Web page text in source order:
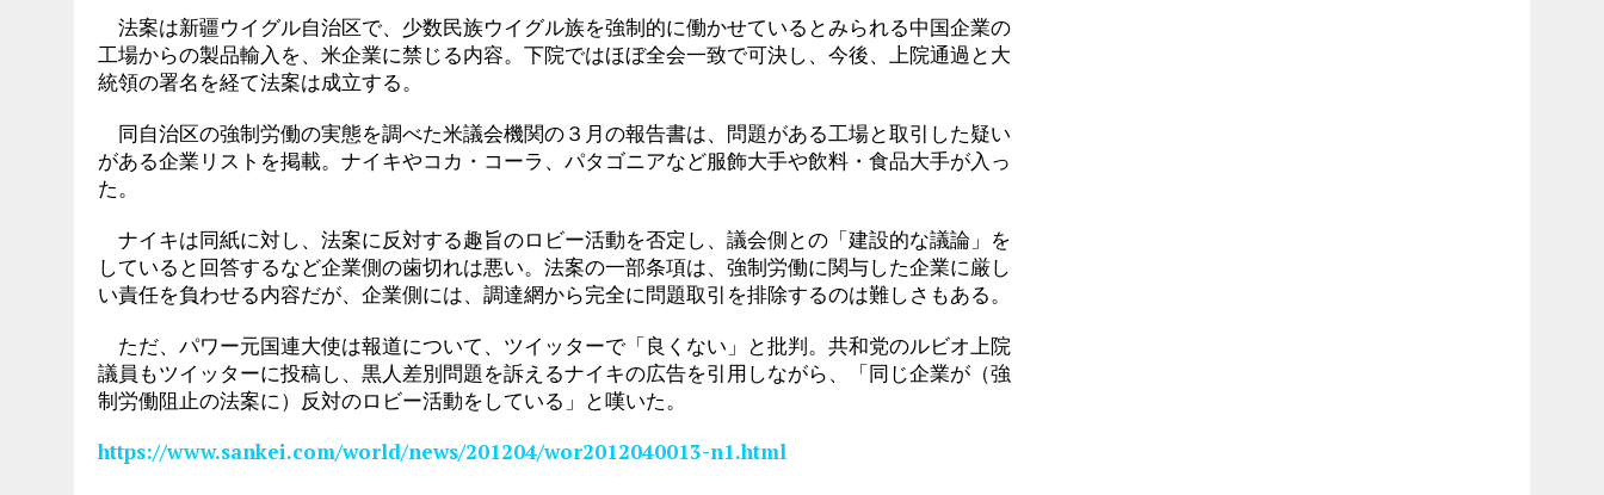
法案は新疆ウイグル自治区で、少数民族ウイグル族を強制的に働かせているとみられる中国企業の
工場からの製品輸入を、米企業に禁じる内容。下院ではほぼ全会一致で可決し、今後、上院通過と大
統領の署名を経て法案は成立する。
同自治区の強制労働の実態を調べた米議会機関の３月の報告書は、問題がある工場と取引した疑い
がある企業リストを掲載。ナイキやコカ・コーラ、パタゴニアなど服飾大手や飲料・食品大手が入っ
た。
ナイキは同紙に対し、法案に反対する趣旨のロビー活動を否定し、議会側との「建設的な議論」を
していると回答するなど企業側の歯切れは悪い。法案の一部条項は、強制労働に関与した企業に厳し
い責任を負わせる内容だが、企業側には、調達網から完全に問題取引を排除するのは難しさもある。
ただ、パワー元国連大使は報道について、ツイッターで「良くない」と批判。共和党のルビオ上院
議員もツイッターに投稿し、黒人差別問題を訴えるナイキの広告を引用しながら、「同じ企業が（強
制労働阻止の法案に）反対のロビー活動をしている」と嘆いた。
https://www.sankei.com/world/news/201204/wor2012040013-n1.html